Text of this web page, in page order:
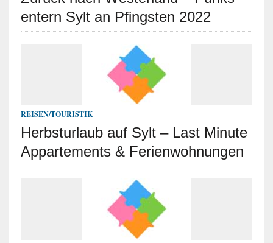
entern Sylt an Pfingsten 2022
REISEN/TOURISTIK
Herbsturlaub auf Sylt – Last Minute
Appartements & Ferienwohnungen